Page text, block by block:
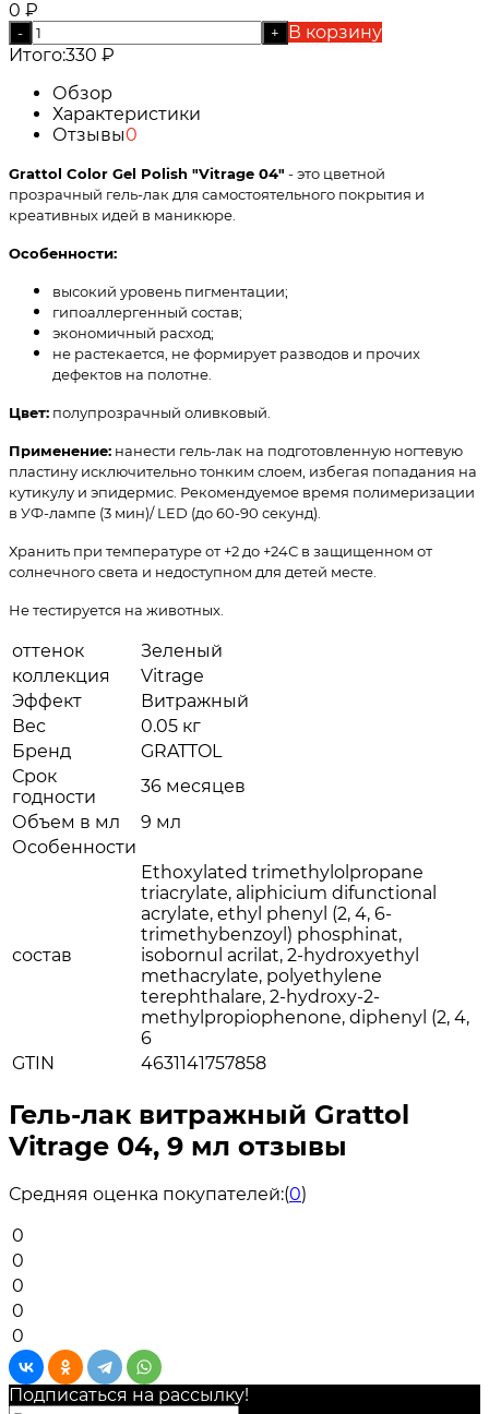
0 ₽
- +
В корзину
Итого:330 ₽
Обзор
Характеристики
Отзывы0
Grattol Color Gel Polish "Vitrage 04" - это цветной
прозрачный гель-лак для самостоятельного покрытия и
креативных идей в маникюре.
Особенности:
высокий уровень пигментации;
гипоаллергенный состав;
экономичный расход;
не растекается, не формирует разводов и прочих
дефектов на полотне.
Цвет: полупрозрачный оливковый.
Применение: нанести гель-лак на подготовленную ногтевую
пластину исключительно тонким слоем, избегая попадания на
кутикулу и эпидермис. Рекомендуемое время полимеризации
в УФ-лампе (3 мин)/ LED (до 60-90 секунд).
Хранить при температуре от +2 до +24С в защищенном от
солнечного света и недоступном для детей месте.
Не тестируется на животных.
оттенок
Зеленый
коллекция
Vitrage
Эффект
Витражный
Вес
0.05 кг
Бренд
GRATTOL
Срок
годности
36 месяцев
Объем в мл
9 мл
Особенности
состав
Еthoxylated trimethylolpropane
triacrylate, aliphicium difunctional
acrylate, ethyl phenyl (2, 4, 6-
trimethybenzoyl) phosphinat,
isobornul acrilat, 2-hydroxyethyl
methacrylate, polyethylene
terephthalare, 2-hydroxy-2-
methylpropiophenone, diphenyl (2, 4,
6
GTIN
4631141757858
Гель-лак витражный Grattol
Vitrage 04, 9 мл отзывы
Средняя оценка покупателей:(0)
0
0
0
0
0
Подписаться на рассылкy!